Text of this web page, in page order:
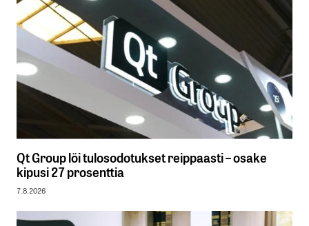
Qt Group löi tulosodotukset reippaasti – osake
kipusi 27 prosenttia
7.8.2026